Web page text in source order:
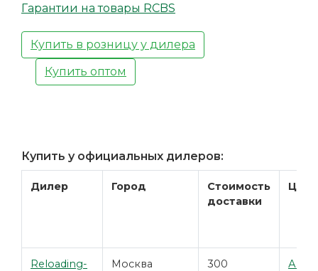
Гарантии на товары RCBS
Купить в розницу у дилера
Купить оптом
Купить у официальных дилеров:
Дилер Город
Стоимость
доставки
Reloading-
Москва
300